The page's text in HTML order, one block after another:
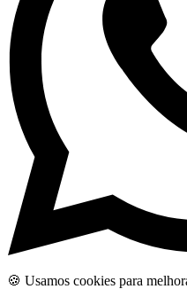
🍪 Usamos cookies para